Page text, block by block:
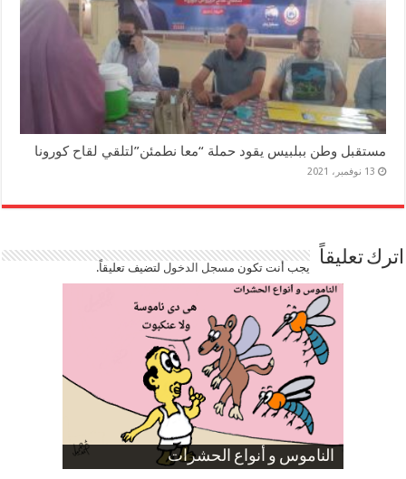
مستقبل وطن ببلبيس يقود حملة “معا نطمئن”لتلقي لقاح كورونا
13 نوفمبر، 2021
اترك تعليقاً يجب أنت تكون مسجل الدخوللتضيف تعليقاً.
الناموس و أنواع الحشرات
الموظفين بعد ارتفاع الأسعار
ارتفاع نسبة الطلاق في مصر
صورة كاركاتيرية
صورة كاركاتيرية